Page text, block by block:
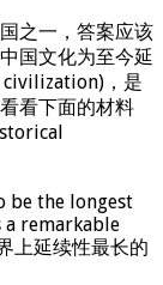
之一，答案应该
国文化为至今延
，是
看下面的材料
be the longest
remarkable
上延续性最长的